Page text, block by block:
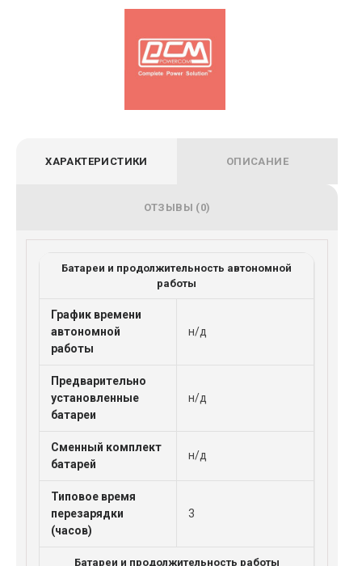
ХАРАКТЕРИСТИКИ ОПИСАНИЕ
ОТЗЫВЫ (0)
Батареи и продолжительность автономной
работы
График времени
автономной
работы
н/д
Предварительно
установленные
батареи
н/д
Сменный комплект
батарей
н/д
Типовое время
перезарядки
(часов)
3
Батареи и продолжительность работы